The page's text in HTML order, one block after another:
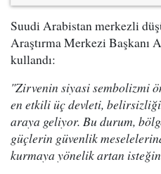
Suudi Arabistan merkezli
Araştırma Merkezi Başkanı
kullandı:
"Zirvenin siyasi sembolizmi
en etkili üç devleti,
araya geliyor. Bu durum,
güçlerin güvenlik
kurmaya yönelik artan